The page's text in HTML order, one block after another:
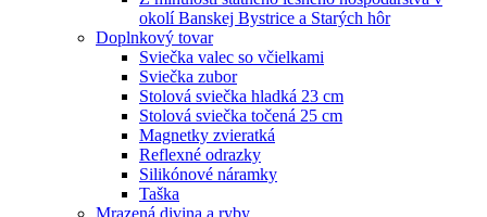
okolí Banskej Bystrice a Starých hôr
Doplnkový tovar
Sviečka valec so včielkami
Sviečka zubor
Stolová sviečka hladká 23 cm
Stolová sviečka točená 25 cm
Magnetky zvieratká
Reflexné odrazky
Silikónové náramky
Taška
Mrazená divina a ryby